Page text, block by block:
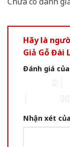
Hãy là
Giả Gỗ Đài
Đánh giá
Nhận xét